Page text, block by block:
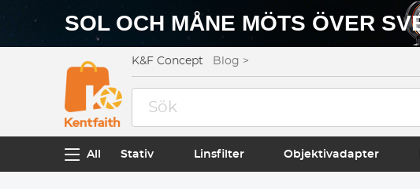
SOL OCH MÅNE MÖTS ÖVER
K&F Concept Blog >
All Stativ Linsfilter Objektivadapter